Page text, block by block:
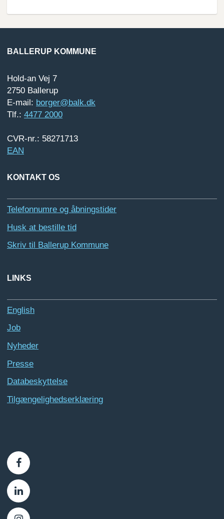
BALLERUP KOMMUNE
Hold-an Vej 7
2750 Ballerup
E-mail: borger@balk.dk
Tlf.: 4477 2000
CVR-nr.: 58271713
EAN
KONTAKT OS
Telefonnumre og åbningstider
Husk at bestille tid
Skriv til Ballerup Kommune
LINKS
English
Job
Nyheder
Presse
Databeskyttelse
Tilgængelighedserklæring